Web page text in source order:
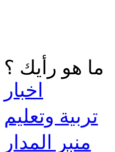
ما هو رأيك ؟
اخبار
تربية وتعليم
منبر المدار